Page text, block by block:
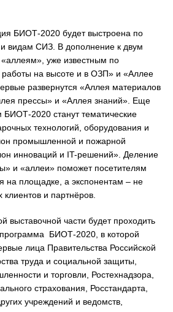
БИОТ-2020 будет выстроена по
видам СИЗ. В дополнение к двум
уже известным по
на высоте и в ОЗП» и «Аллее
развернутся «Аллея материалов
прессы» и «Аллея знаний». Еще
2020 станут тематические
технологий, оборудования и
промышленной и пожарной
инноваций и IT-решений». Деление
и «аллеи» поможет посетителям
на площадке, а экспонентам – не
и партнёров.
выставочной части будет проходить
БИОТ-2020, в которой
лица Правительства Российской
труда и социальной защиты,
и торговли, Ростехнадзора,
страхования, Росстандарта,
учреждений и ведомств,